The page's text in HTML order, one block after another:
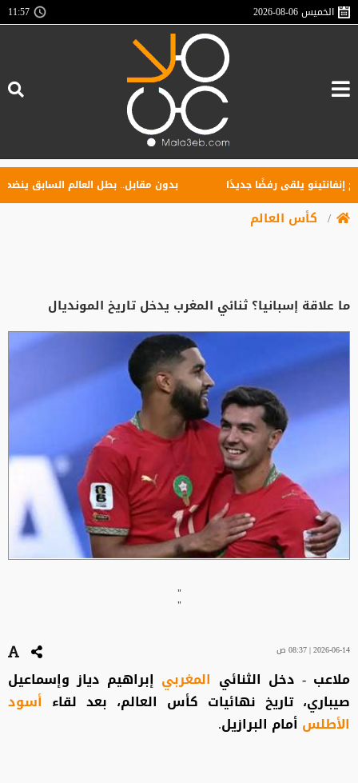
الخميس2026-08-06
11:57
يلقى رفضًا جديدًا بدون مقابل.. بطل العالم السابق ينضم إلى
كأس العالم
ما علاقة إسبانيا؟ ثنائي المغرب يدخل تاريخ المونديال
"
"
2026-06-14 | 08:37 ص
ملاعب - دخل الثنائي المغربي إبراهيم دياز وإسماعيل
صيباري، تاريخ نهائيات كأس العالم، بعد لقاء أسود
الأطلس أمام البرازيل.